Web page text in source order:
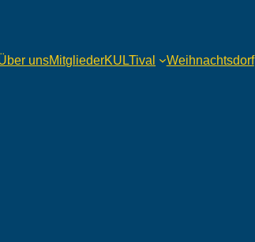
unsMitgliederKULTival Weihnachtsdorf